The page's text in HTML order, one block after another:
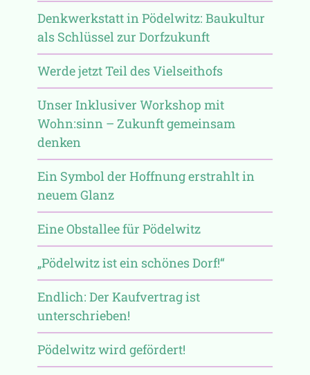
Denkwerkstatt in Pödelwitz: Baukultur
als Schlüssel zur Dorfzukunft
Werde jetzt Teil des Vielseithofs
Unser Inklusiver Workshop mit
Wohn:sinn – Zukunft gemeinsam
denken
Ein Symbol der Hoffnung erstrahlt in
neuem Glanz
Eine Obstallee für Pödelwitz
„Pödelwitz ist ein schönes Dorf!“
Endlich: Der Kaufvertrag ist
unterschrieben!
Pödelwitz wird gefördert!